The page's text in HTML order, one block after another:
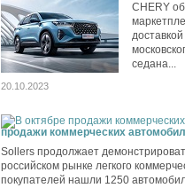
CHERY
седана...
20.10.2023
продажи коммерческих
Sollers продолжает
российском рынке легкого
покупателей нашли 1250